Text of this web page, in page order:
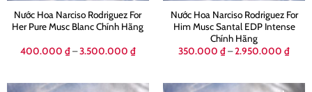
Nước Hoa Narciso Rodriguez For
Her Pure Musc Blanc Chính Hãng
400.000 ₫–3.500.000 ₫Khoảng
giá:
đến
Nước Hoa Narciso Rodriguez For
Him Musc Santal EDP Intense
Chính Hãng
350.000₫–2.950.000₫
đến